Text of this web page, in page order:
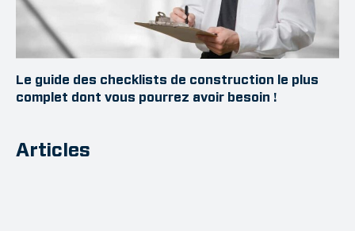
Le guide des checklists de construction le plus
complet dont vous pourrez avoir besoin !
Articles